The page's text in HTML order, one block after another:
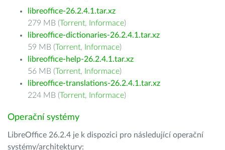
libreoffice-26.2.4.1.tar.xz
279 MB (Torrent, Informace)
libreoffice-dictionaries-26.2.4.1.tar.xz
59 MB (Torrent, Informace)
libreoffice-help-26.2.4.1.tar.xz
56 MB (Torrent, Informace)
libreoffice-translations-26.2.4.1.tar.xz
224 MB (Torrent, Informace)
Operační systémy
LibreOffice 26.2.4 je k dispozici pro následující operační
systémy/architektury: